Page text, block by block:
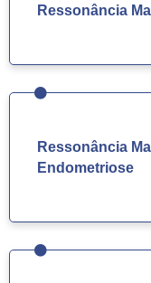
Ressonância
Ressonância
Endometriose